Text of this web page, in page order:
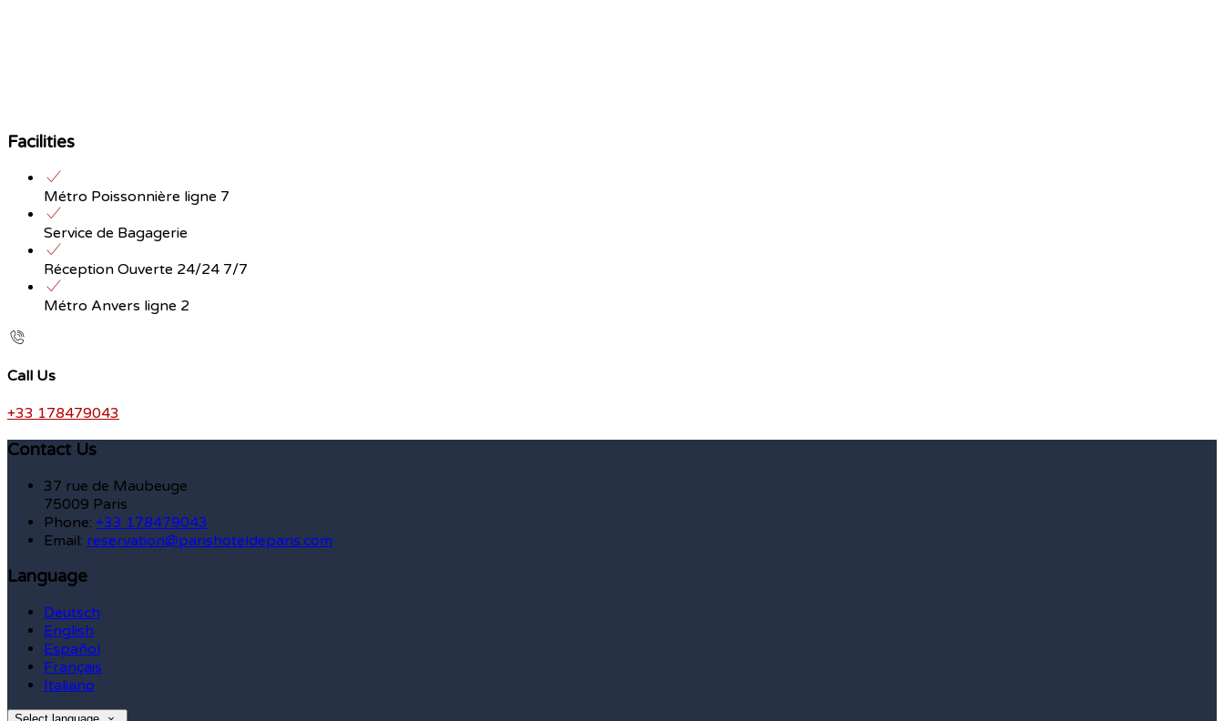
Facilities
Métro Poissonnière ligne 7
Service de Bagagerie
Réception Ouverte 24/24 7/7
Métro Anvers ligne 2
Call Us
+33 178479043
Contact Us
37 rue de Maubeuge
75009 Paris
Phone: +33 178479043
Email: reservation@parishoteldeparis.com
Language
Deutsch
English
Español
Français
Italiano